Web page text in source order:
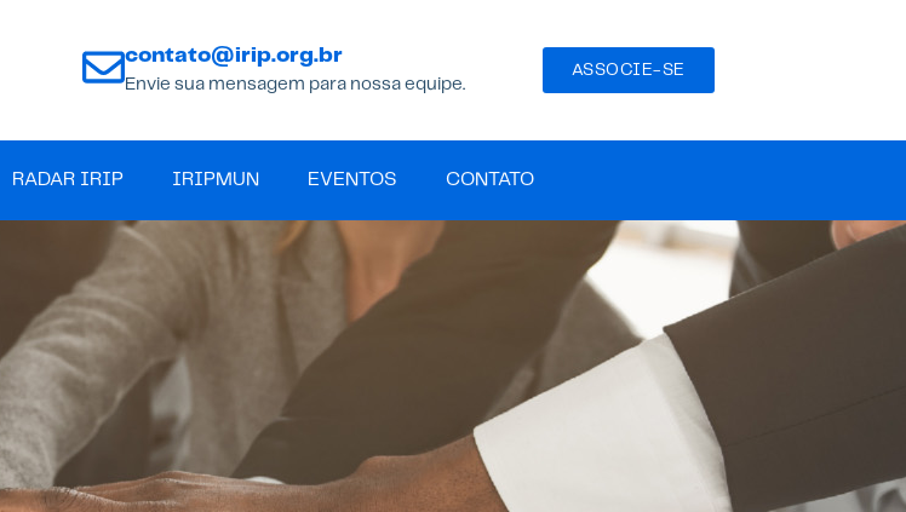
contato@irip.org.br
Envie sua mensagem para nossa equipe.
ASSOCIE-SE
RADAR IRIP IRIPMUN EVENTOS CONTATO